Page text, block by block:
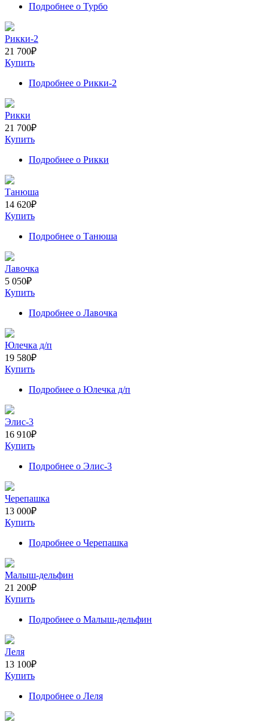
Подробнее о Турбо
Рикки-2
21 700₽
Купить
Подробнее о Рикки-2
Рикки
21 700₽
Купить
Подробнее о Рикки
Танюша
14 620₽
Купить
Подробнее о Танюша
Лавочка
5 050₽
Купить
Подробнее о Лавочка
Юлечка д/п
19 580₽
Купить
Подробнее о Юлечка д/п
Элис-3
16 910₽
Купить
Подробнее о Элис-3
Черепашка
13 000₽
Купить
Подробнее о Черепашка
Малыш-дельфин
21 200₽
Купить
Подробнее о Малыш-дельфин
Леля
13 100₽
Купить
Подробнее о Леля